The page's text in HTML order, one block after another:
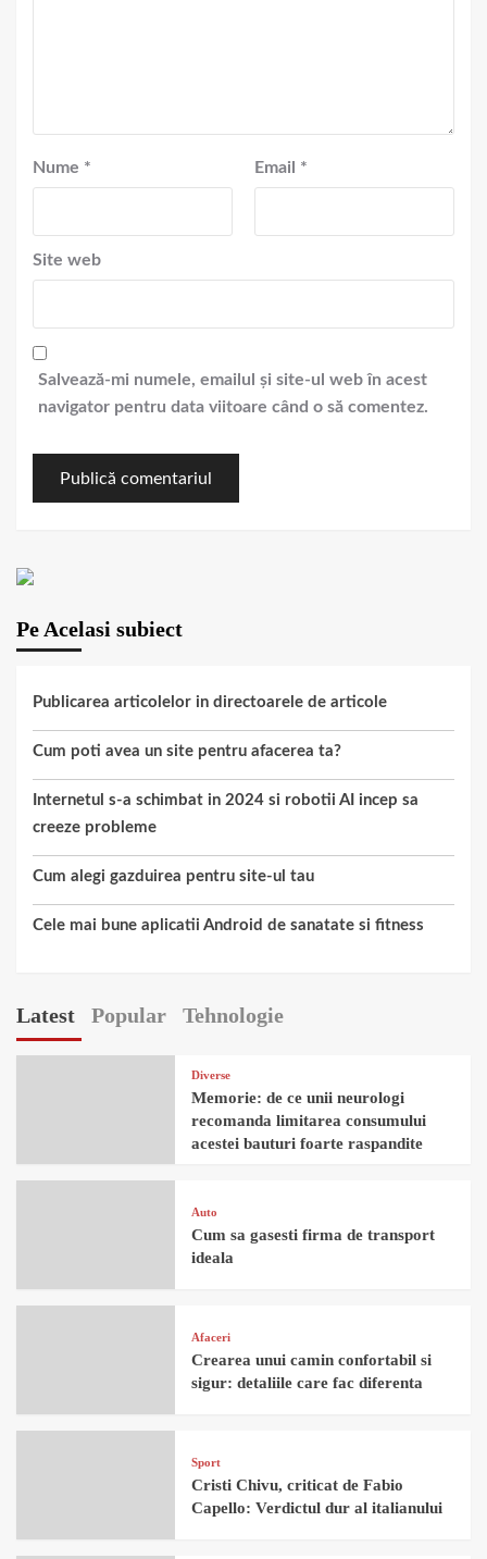
Nume * Email *
Site web
Salvează-mi numele, emailul și site-ul web în acest
navigator pentru data viitoare când o să comentez.
Pe Acelasi subiect
Publicarea articolelor in directoarele de articole
Cum poti avea un site pentru afacerea ta?
Internetul s-a schimbat in 2024 si robotii AI incep sa
creeze probleme
Cum alegi gazduirea pentru site-ul tau
Cele mai bune aplicatii Android de sanatate si fitness
Latest Popular Tehnologie
Diverse
Memorie: de ce unii neurologi
recomanda limitarea consumului
acestei bauturi foarte raspandite
Auto
Cum sa gasesti firma de transport
ideala
Afaceri
Crearea unui camin confortabil si
sigur: detaliile care fac diferenta
Sport
Cristi Chivu, criticat de Fabio
Capello: Verdictul dur al italianului